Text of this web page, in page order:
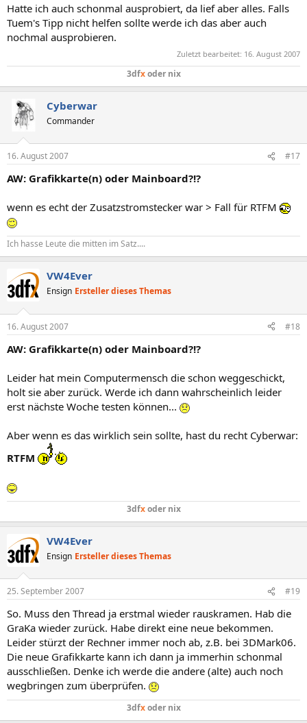
Hatte ich auch schonmal ausprobiert, da lief aber alles. Falls
Tuem's Tipp nicht helfen sollte werde ich das aber auch
nochmal ausprobieren.
Zuletzt bearbeitet: 16. August 2007
3dfxoder nix
Cyberwar
Commander
16. August 2007 #17
AW: Grafikkarte(n) oder Mainboard?!?
wenn es echt der Zusatzstromstecker war > Fall für RTFM
Ich hasse Leute die mitten im Satz....
VW4Ever
Ensign Ersteller dieses Themas
16. August 2007 #18
AW: Grafikkarte(n) oder Mainboard?!?
Leider hat mein Computermensch die schon weggeschickt,
holt sie aber zurück. Werde ich dann wahrscheinlich leider
erst nächste Woche testen können...
Aber wenn es das wirklich sein sollte, hast du recht Cyberwar:
RTFM
3dfxoder nix
VW4Ever
Ensign Ersteller dieses Themas
25. September 2007 #19
So. Muss den Thread ja erstmal wieder rauskramen. Hab die
GraKa wieder zurück. Habe direkt eine neue bekommen.
Leider stürzt der Rechner immer noch ab, z.B. bei 3DMark06.
Die neue Grafikkarte kann ich dann ja immerhin schonmal
ausschließen. Denke ich werde die andere (alte) auch noch
wegbringen zum überprüfen.
3dfxoder nix